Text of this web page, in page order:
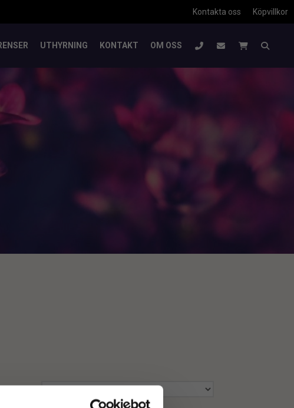
Köpvillkor
Kontakta oss
UTHYRNING KONTAKT OM OSS